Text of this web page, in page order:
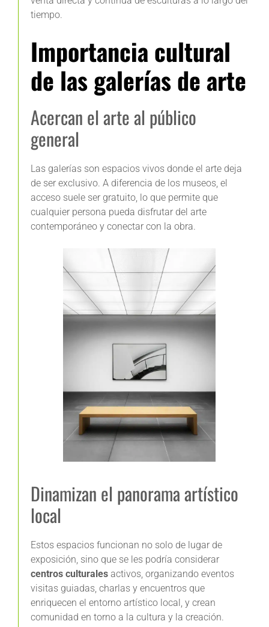
tiempo.
Importancia cultural
de las galerías de arte
Acercan el arte al público
general
Las galerías son espacios vivos donde el arte deja
de ser exclusivo. A diferencia de los museos, el
acceso suele ser gratuito, lo que permite que
cualquier persona pueda disfrutar del arte
contemporáneo y conectar con la obra.
Dinamizan el panorama artístico
local
Estos espacios funcionan no solo de lugar de
exposición, sino que se les podría considerar
centros culturales activos, organizando eventos
visitas guiadas, charlas y encuentros que
enriquecen el entorno artístico local, y crean
comunidad en torno a la cultura y la creación.